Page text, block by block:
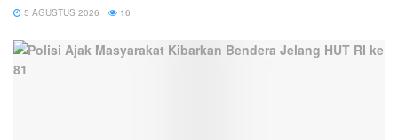
5 AGUSTUS 2026 16